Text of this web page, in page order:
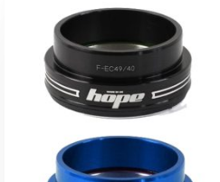
producto
múltiples
variantes.
opciones
pueden